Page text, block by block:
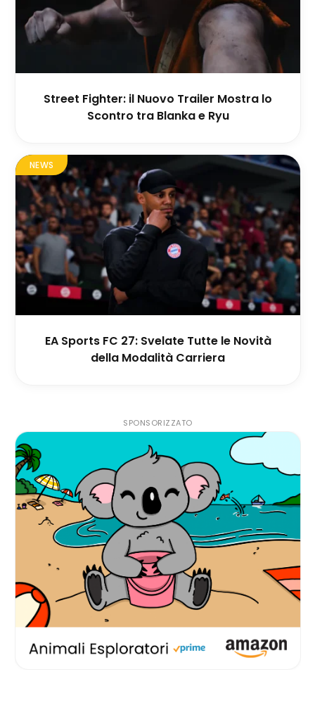
Street Fighter: il Nuovo Trailer Mostra lo
Scontro tra Blanka e Ryu
NEWS
EA Sports FC 27: Svelate Tutte le Novità
della Modalità Carriera
SPONSORIZZATO